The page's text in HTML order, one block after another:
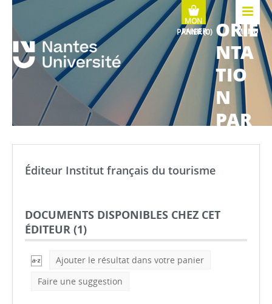
MENU
ORIE
NTA
TIO
N
PAR
COU
ERS
Éditeur Institut français du tourisme
DOCUMENTS DISPONIBLES CHEZ CET
ÉDITEUR (1)
Ajouter le résultat dans votre panier
Faire une suggestion